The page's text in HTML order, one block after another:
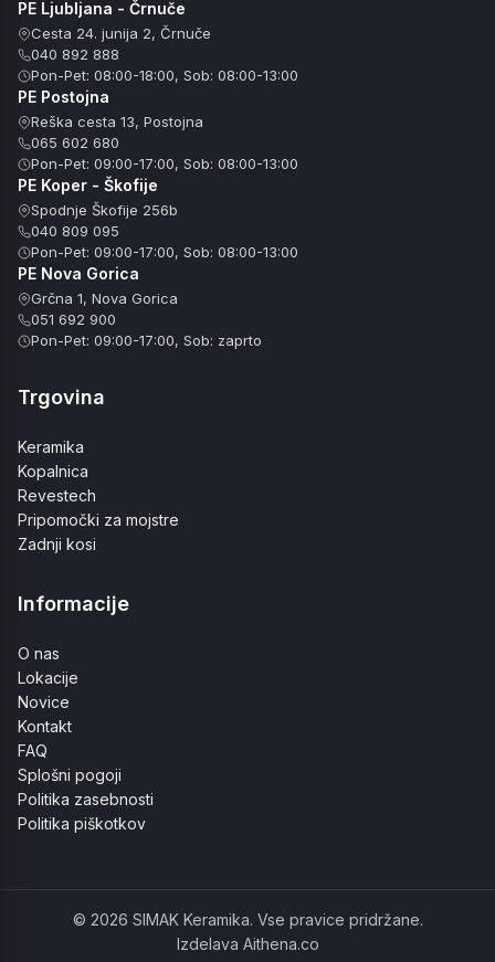
PE Ljubljana - Črnuče
Cesta 24. junija 2, Črnuče
040 892 888
Pon-Pet: 08:00-18:00, Sob: 08:00-13:00
PE Postojna
Reška cesta 13, Postojna
065 602 680
Pon-Pet: 09:00-17:00, Sob: 08:00-13:00
PE Koper - Škofije
Spodnje Škofije 256b
040 809 095
Pon-Pet: 09:00-17:00, Sob: 08:00-13:00
PE Nova Gorica
Grčna 1, Nova Gorica
051 692 900
Pon-Pet: 09:00-17:00, Sob: zaprto
Trgovina
Keramika
Kopalnica
Revestech
Pripomočki za mojstre
Zadnji kosi
Informacije
O nas
Lokacije
Novice
Kontakt
FAQ
Splošni pogoji
Politika zasebnosti
Politika piškotkov
© 2026 SIMAK Keramika. Vse pravice pridržane.
Izdelava Aithena.co